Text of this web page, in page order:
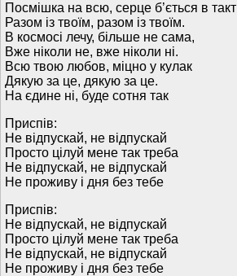
Посмішка на всю, серце б’ється в такт
Разом із твоїм, разом із твоїм.
В космосі лечу, більше не сама,
Вже ніколи не, вже ніколи ні.
Всю твою любов, міцно у кулак
Дякую за це, дякую за це.
На єдине ні, буде сотня так
Приспів:
Не відпускай, не відпускай
Просто цілуй мене так треба
Не відпускай, не відпускай
Не проживу і дня без тебе
Приспів:
Не відпускай, не відпускай
Просто цілуй мене так треба
Не відпускай, не відпускай
Не проживу і дня без тебе